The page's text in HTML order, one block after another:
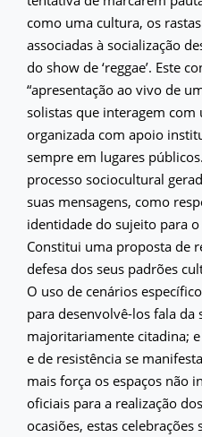
como uma cultura, os
associadas à socialização
do show de ‘reggae’. Este
“apresentação ao vivo de
solistas que interagem
organizada com apoio
sempre em lugares
processo sociocultural
suas mensagens, como
identidade do sujeito para
Constitui uma proposta de
defesa dos seus padrões
O uso de cenários
para desenvolvê-los fala da
majoritariamente citadina;
e de resistência se
mais força os espaços não
oficiais para a realização
ocasiões, estas celebrações